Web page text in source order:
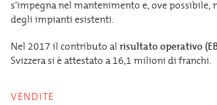
s’impegna nel mantenimento e, ove possibile,
degli impianti esistenti.
Nel 2017 il contributo al risultato operativo
Svizzera si è attestato a 16,1 milioni di franchi.
VENDITE